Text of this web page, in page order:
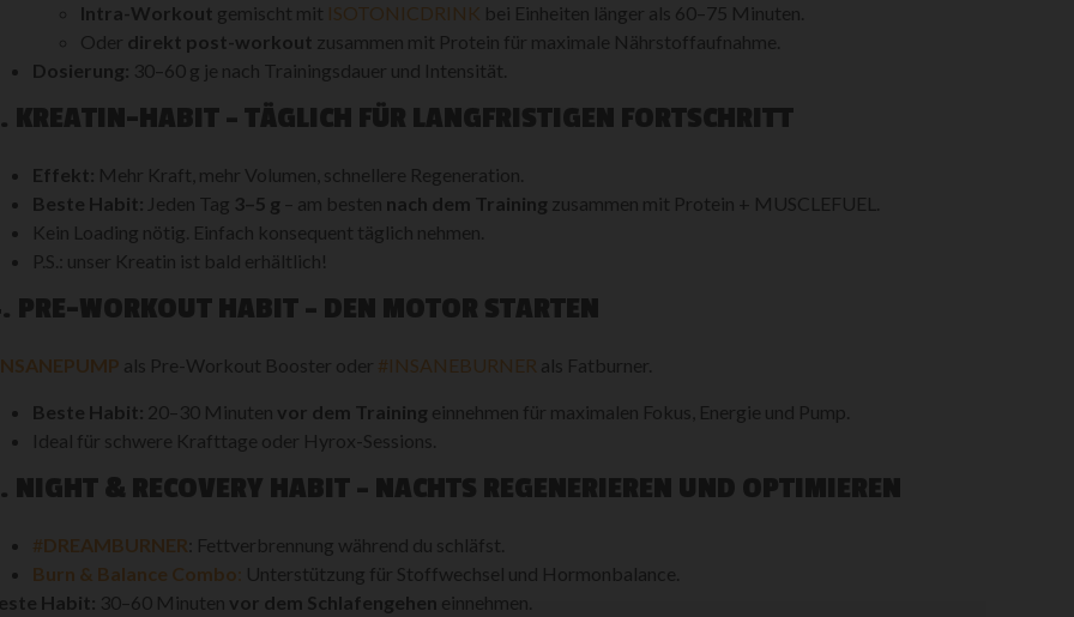
Intra-Workout gemischt mit ISOTONICDRINK bei Einheiten länger als 60–75 Minuten.
Oder direkt post-workout zusammen mit Protein für maximale Nährstoffaufnahme.
Dosierung: 30–60 g je nach Trainingsdauer und Intensität.
KREATIN-HABIT – TÄGLICH FÜR LANGFRISTIGEN FORTSCHRITT
Effekt: Mehr Kraft, mehr Volumen, schnellere Regeneration.
Beste Habit: Jeden Tag 3–5 g – am besten nach dem Training zusammen mit Protein + MUSCLEFUEL.
Kein Loading nötig. Einfach konsequent täglich nehmen.
P.S.: unser Kreatin ist bald erhältlich!
PRE-WORKOUT HABIT – DEN MOTOR STARTEN
als Pre-Workout Booster oder #INSANEBURNER als Fatburner.
Beste Habit: 20–30 Minuten vor dem Training einnehmen für maximalen Fokus, Energie und Pump.
Ideal für schwere Krafttage oder Hyrox-Sessions.
NIGHT & RECOVERY HABIT – NACHTS REGENERIEREN UND OPTIMIEREN
#DREAMBURNER : Fettverbrennung während du schläfst.
Burn & Balance Combo Unterstützung für Stoffwechsel und Hormonbalance.
Habit: 30–60 Minuten vor dem Schlafengehen einnehmen.